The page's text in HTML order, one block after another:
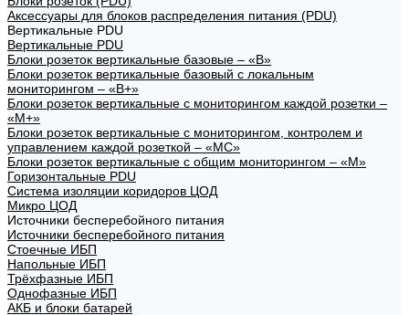
Аксессуары для блоков распределения питания (PDU)
Вертикальные PDU
Вертикальные PDU
Блоки розеток вертикальные базовые – «В»
Блоки розеток вертикальные базовый с локальным
мониторингом – «В+»
Блоки розеток вертикальные с мониторингом каждой розетки –
«М+»
Блоки розеток вертикальные с мониторингом, контролем и
управлением каждой розеткой – «МС»
Блоки розеток вертикальные с общим мониторингом – «М»
Горизонтальные PDU
Система изоляции коридоров ЦОД
Микро ЦОД
Источники бесперебойного питания
Источники бесперебойного питания
Стоечные ИБП
Напольные ИБП
Трёхфазные ИБП
Однофазные ИБП
АКБ и блоки батарей